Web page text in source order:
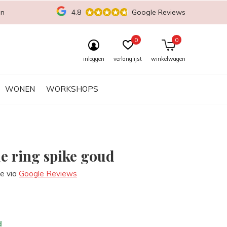
WONEN WORKSHOPS
inloggen verlanglijst
0
winkelwagen
0
4.8 Google Reviews
ring spike goud
via Google Reviews